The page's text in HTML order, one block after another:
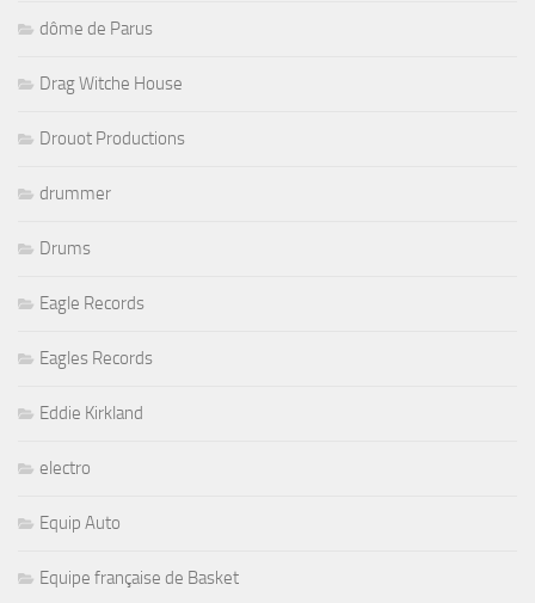
dôme de Parus
Drag Witche House
Drouot Productions
drummer
Drums
Eagle Records
Eagles Records
Eddie Kirkland
electro
Equip Auto
Equipe française de Basket